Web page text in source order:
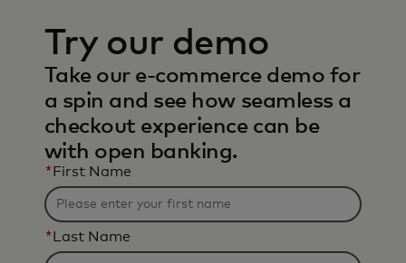
Try our demo
Take our e-commerce demo for
a spin and see how seamless a
checkout experience can be
with open banking.
* First Name
* Last Name